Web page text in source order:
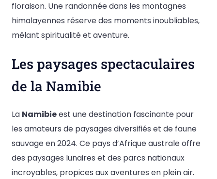
floraison. Une randonnée dans les montagnes
himalayennes réserve des moments inoubliables,
mêlant spiritualité et aventure.
Les paysages spectaculaires
de la Namibie
La Namibieest une destination fascinante pour
les amateurs de paysages diversifiés et de faune
sauvage en 2024. Ce pays d’Afrique australe offre
des paysages lunaires et des parcs nationaux
incroyables, propices aux aventures en plein air.